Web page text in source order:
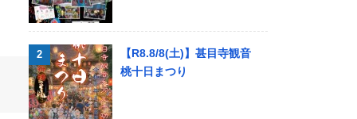
【R8.8/8(土)】甚目寺観音
桃十日まつり